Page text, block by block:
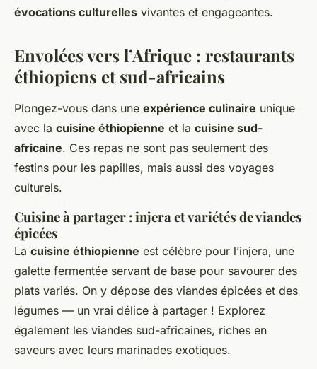
évocations culturelles vivantes et engageantes.
Envolées vers l’Afrique : restaurants
éthiopiens et sud-africains
Plongez-vous dans une expérience culinaire unique
avec la cuisine éthiopienne et la cuisine sud-
africaine. Ces repas ne sont pas seulement des
festins pour les papilles, mais aussi des voyages
culturels.
Cuisine à partager : injera et variétés de viandes
épicées
La cuisine éthiopienne est célèbre pour l’injera, une
galette fermentée servant de base pour savourer des
plats variés. On y dépose des viandes épicées et des
légumes — un vrai délice à partager ! Explorez
également les viandes sud-africaines, riches en
saveurs avec leurs marinades exotiques.